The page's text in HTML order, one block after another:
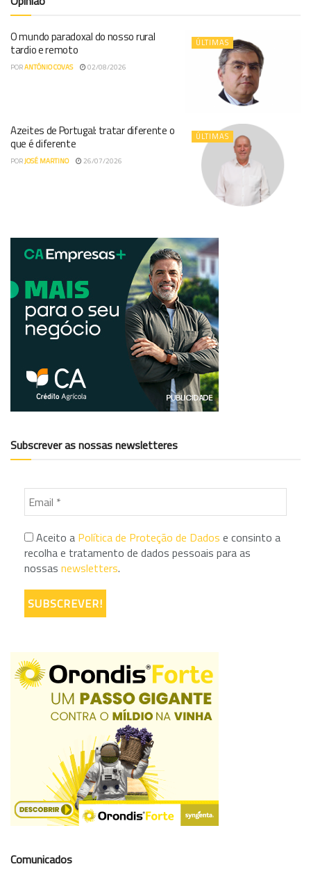
ÚLTIMAS
O mundo paradoxal do nosso rural
tardio e remoto
PORANTÓNIO COVAS 02/08/2026
ÚLTIMAS
Azeites de Portugal: tratar diferente o
que é diferente
PORJOSÉ MARTINO 26/07/2026
Subscrever as nossas newsletteres
Aceito a Política de Proteção de Dados e consinto a
recolha e tratamento de dados pessoais para as
nossas newsletters.
Comunicados